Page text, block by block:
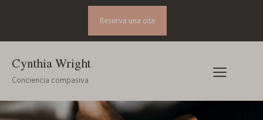
Reserva una cita
Cynthia Wright
Conciencia compasiva